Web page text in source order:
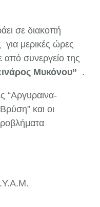
σε διακοπή
μερικές ώρες
συνεργείο της
Μυκόνου” .
“Αργυραινα-
και οι